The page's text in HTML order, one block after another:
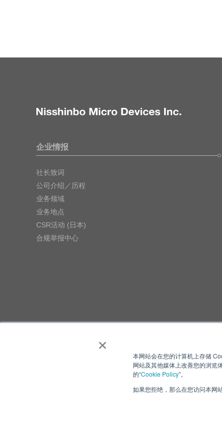
×
本网站会在您的计算机上存储
网站及其他媒体上改善您的浏览
的“Cookie Policy”。
如果您拒绝，那么在您访问本网
企业情报
社长致词
公司介绍／历程
业务领域
业务地点
CSR活动 (日本)
合规举报中心